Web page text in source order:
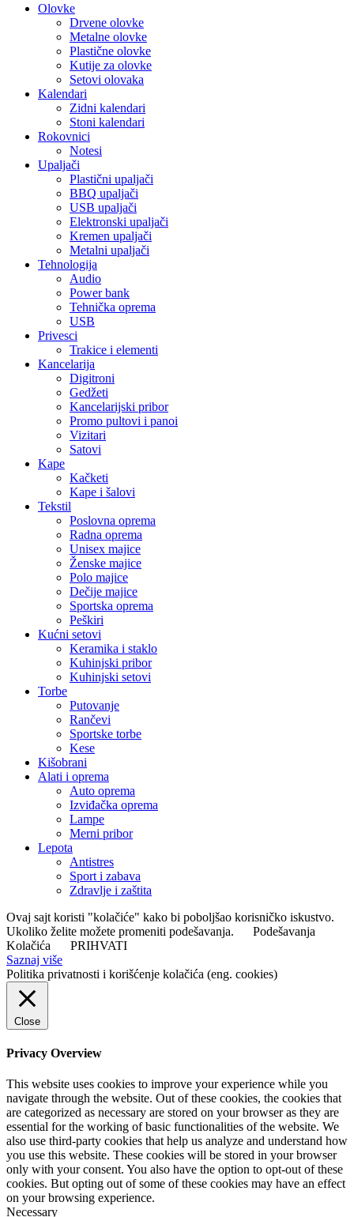
Olovke
Drvene olovke
Metalne olovke
Plastične olovke
Kutije za olovke
Setovi olovaka
Kalendari
Zidni kalendari
Stoni kalendari
Rokovnici
Notesi
Upaljači
Plastični upaljači
BBQ upaljači
USB upaljači
Elektronski upaljači
Kremen upaljači
Metalni upaljači
Tehnologija
Audio
Power bank
Tehnička oprema
USB
Privesci
Trakice i elementi
Kancelarija
Digitroni
Gedžeti
Kancelarijski pribor
Promo pultovi i panoi
Vizitari
Satovi
Kape
Kačketi
Kape i šalovi
Tekstil
Poslovna oprema
Radna oprema
Unisex majice
Ženske majice
Polo majice
Dečije majice
Sportska oprema
Peškiri
Kućni setovi
Keramika i staklo
Kuhinjski pribor
Kuhinjski setovi
Torbe
Putovanje
Rančevi
Sportske torbe
Kese
Kišobrani
Alati i oprema
Auto oprema
Izviđačka oprema
Lampe
Merni pribor
Lepota
Antistres
Sport i zabava
Zdravlje i zaštita
Ovaj sajt koristi "kolačiće" kako bi poboljšao korisničko iskustvo.
Ukoliko želite možete promeniti podešavanja.
Podešavanja
Kolačića
PRIHVATI
Saznaj više
Politika privatnosti i korišćenje kolačića (eng. cookies)
Close
Privacy Overview
This website uses cookies to improve your experience while you
navigate through the website. Out of these cookies, the cookies that
are categorized as necessary are stored on your browser as they are
essential for the working of basic functionalities of the website. We
also use third-party cookies that help us analyze and understand how
you use this website. These cookies will be stored in your browser
only with your consent. You also have the option to opt-out of these
cookies. But opting out of some of these cookies may have an effect
on your browsing experience.
Necessary